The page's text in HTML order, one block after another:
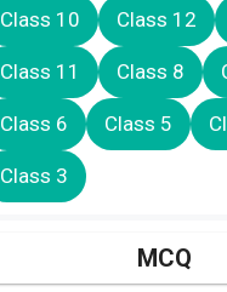
Class 10 Class 12
Class 11 Class 8
Class 6 Class 5
Class 3
MCQ